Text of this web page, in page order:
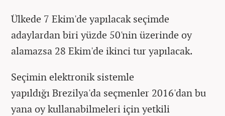
Ülkede 7 Ekim'de yapılacak seçimde
adaylardan biri yüzde 50'nin üzerinde oy
alamazsa 28 Ekim'de ikinci tur yapılacak.
Seçimin elektronik sistemle
yapıldığı Brezilya'da seçmenler 2016'dan bu
yana oy kullanabilmeleri için yetkili